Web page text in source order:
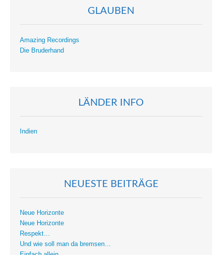
GLAUBEN
Amazing Recordings
Die Bruderhand
LÄNDER INFO
Indien
NEUESTE BEITRÄGE
Neue Horizonte
Neue Horizonte
Respekt…
Und wie soll man da bremsen…